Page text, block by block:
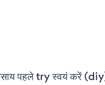
पहले try स्वयं करें